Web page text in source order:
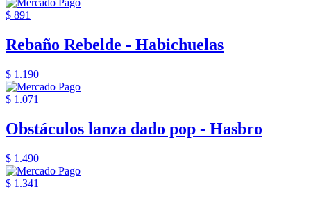
$ 891
Rebaño Rebelde - Habichuelas
$ 1.190
$ 1.071
Obstáculos lanza dado pop - Hasbro
$ 1.490
$ 1.341